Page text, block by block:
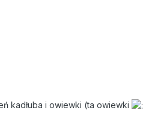
kadłuba i owiewki (ta owiewki